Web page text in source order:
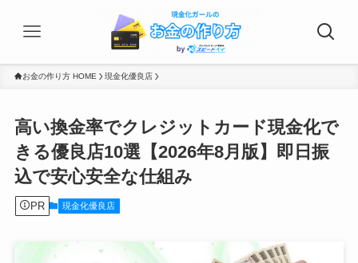
お金の作り方 HOME 現金化優良店
高い換金率でクレジットカード現金化で
きる優良店10選【2026年8月版】即日振
込で安心安全な仕組み
PR 現金化優良店